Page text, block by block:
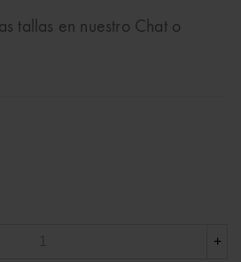
tallas en nuestro Chat o
+